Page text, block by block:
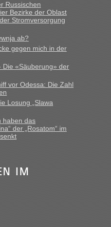
• Re: Seit
die Zollbeamten
11 Milliarden
sagen dass das privat ist
So lange das nicht
das nicht neu sollte es
• Deklaration
Zoll
ich hier richtig bin mit meiner
• Re: An welchem
Russischen
Bezirke der Oblast
Stromversorgung
ab?
gegen mich in der
Die «Säuberung» der
vor Odessa: Die Zahl
Losung „Slawa
haben das
der „Rosatom“ im
im